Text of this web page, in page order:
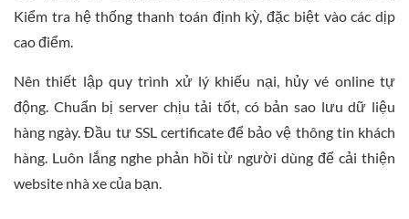
Kiểm tra hệ thống thanh toán định kỳ, đặc biệt vào các dịp
cao điểm.
Nên thiết lập quy trình xử lý khiếu nại, hủy vé online tự
động. Chuẩn bị server chịu tải tốt, có bản sao lưu dữ liệu
hàng ngày. Đầu tư SSL certificate để bảo vệ thông tin khách
hàng. Luôn lắng nghe phản hồi từ người dùng để cải thiện
website nhà xe của bạn.